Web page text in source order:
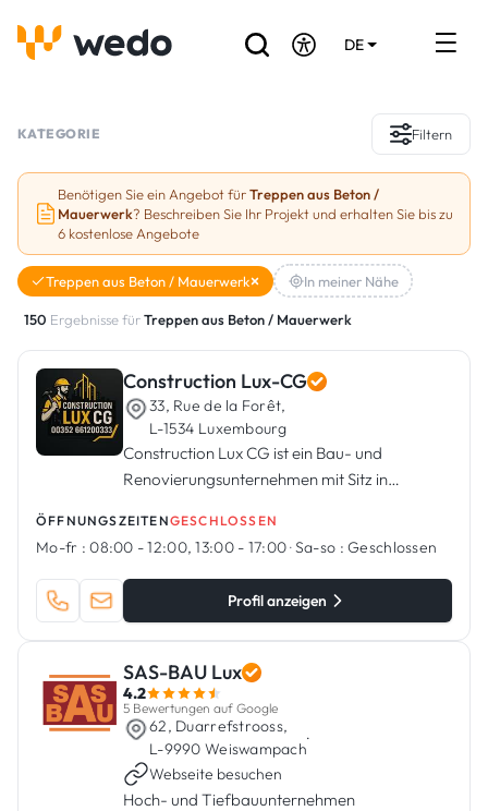
DE
Referenzen
Förderungen & Zuschüsse
Stellenbörse
Sind Sie Handwerker?
Einloggen
KATEGORIE Filtern
Benötigen Sie ein Angebot fürTreppen aus Beton /
Mauerwerk? Beschreiben Sie Ihr Projekt und erhalten Sie bis zu
6 kostenlose Angebote
Treppen aus Beton / Mauerwerk In meiner Nähe
150 Ergebnisse fürTreppen aus Beton / Mauerwerk
Construction Lux-CG
33, Rue de la Forêt,
L-1534 Luxembourg
Construction Lux CG ist ein Bau- und
Renovierungsunternehmen mit Sitz in
von Wohn- und Gewerbeprojekten mit hohem
Qualitätsstandard.
ÖFFNUNGSZEITENGESCHLOSSEN
Mo-fr : 08:00 - 12:00, 13:00 - 17:00·Sa-so : Geschlossen
Profil anzeigen
SAS-BAU Lux
4.2
5 Bewertungen auf Google
62, Duarrefstrooss,
L-9990 Weiswampach
·
Webseite besuchen
Hoch- und Tiefbauunternehmen